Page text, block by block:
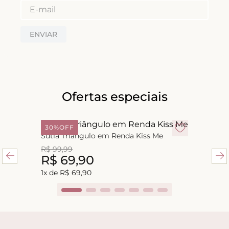
ENVIAR
Ofertas especiais
30%OFF
Sutiã Triângulo em Renda Kiss Me
R$ 99,99
R$ 69,90
1x de R$ 69,90